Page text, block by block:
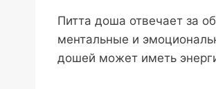
Питта доша отвечает за
ментальные и
дошей может иметь